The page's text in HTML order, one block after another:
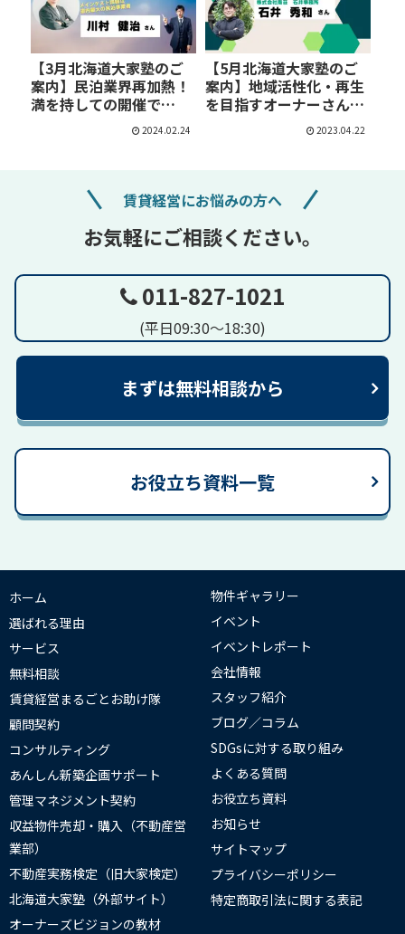
【3月北海道大家塾のご
案内】民泊業界再加熱！
満を持しての開催で
2024.02.24
【5月北海道大家塾のご
案内】地域活性化・再生
を目指すオーナーさんに
2023.04.22
賃貸経営にお悩みの方へ
お気軽にご相談ください。
011-827-1021
(平日09:30～18:30)
まずは無料相談から
お役立ち資料一覧
ホーム
選ばれる理由
サービス
無料相談
賃貸経営まるごとお助け隊
顧問契約
コンサルティング
あんしん新築企画サポート
管理マネジメント契約
収益物件売却・購入（不動産営
業部）
不動産実務検定（旧大家検定）
北海道大家塾（外部サイト）
オーナーズビジョンの教材
物件ギャラリー
イベント
イベントレポート
会社情報
スタッフ紹介
ブログ／コラム
SDGsに対する取り組み
よくある質問
お役立ち資料
お知らせ
サイトマップ
プライバシーポリシー
特定商取引法に関する表記